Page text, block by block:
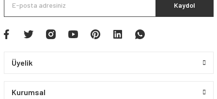
Kaydol
Üyelik
Kurumsal